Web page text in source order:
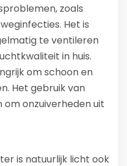
zoals
Het is
te ventileren
in huis.
om schoon en
Het gebruik van
onzuiverheden uit
is natuurlijk licht ook